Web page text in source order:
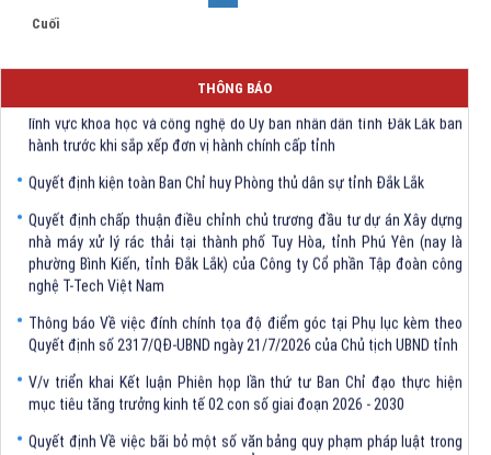
Cuối
THÔNG BÁO
Quyết định Về việc bãi bỏ một số văn bảng quy phạm pháp luật trong
lĩnh vực khoa học và công nghệ do Ủy ban nhân dân tỉnh Đắk Lắk ban
hành trước khi sắp xếp đơn vị hành chính cấp tỉnh
Quyết định kiện toàn Ban Chỉ huy Phòng thủ dân sự tỉnh Đắk Lắk
Quyết định chấp thuận điều chỉnh chủ trương đầu tư dự án Xây dựng
nhà máy xử lý rác thải tại thành phố Tuy Hòa, tỉnh Phú Yên (nay là
phường Bình Kiến, tỉnh Đắk Lắk) của Công ty Cổ phần Tập đoàn công
nghệ T-Tech Việt Nam
Thông báo Về việc đính chính tọa độ điểm góc tại Phụ lục kèm theo
Quyết định số 2317/QĐ-UBND ngày 21/7/2026 của Chủ tịch UBND tỉnh
V/v triển khai Kết luận Phiên họp lần thứ tư Ban Chỉ đạo thực hiện
mục tiêu tăng trưởng kinh tế 02 con số giai đoạn 2026 - 2030
Quyết định Về việc bãi bỏ một số văn bảng quy phạm pháp luật trong
lĩnh vực khoa học và công nghệ do Ủy ban nhân dân tỉnh Đắk Lắk ban